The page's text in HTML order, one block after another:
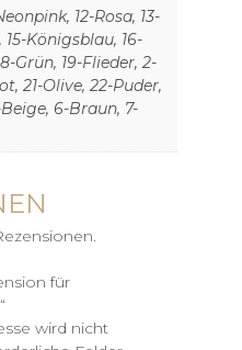
12-Rosa, 13-
Königsblau, 16-
Grün, 19-Flieder, 2-
21-Olive, 22-Puder,
6-Braun, 7-
für
wird nicht